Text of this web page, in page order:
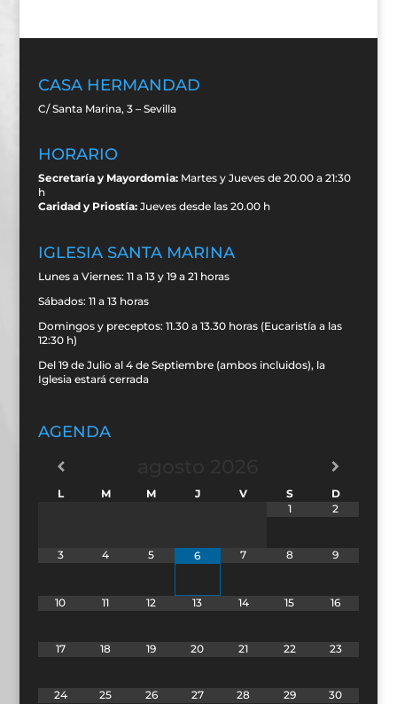
CASA HERMANDAD
C/ Santa Marina, 3 – Sevilla
HORARIO
Secretaría y Mayordomia:Martes y Jueves de 20.00 a 21:30
h
Caridad y Priostía:Jueves desde las 20.00 h
IGLESIA SANTA MARINA
Lunes a Viernes: 11 a 13 y 19 a 21 horas
Sábados: 11 a 13 horas
Domingos y preceptos: 11.30 a 13.30 horas (Eucaristía a las
12:30 h)
Del 19 de Julio al 4 de Septiembre (ambos incluidos), la
Iglesia estará cerrada
AGENDA
L M M J V S
D
1
2
3 4 5 6 7 8 9
10 11 12 13 14 15 16
17 18 19 20 21 22 23
24 25 26 27 28 29 30